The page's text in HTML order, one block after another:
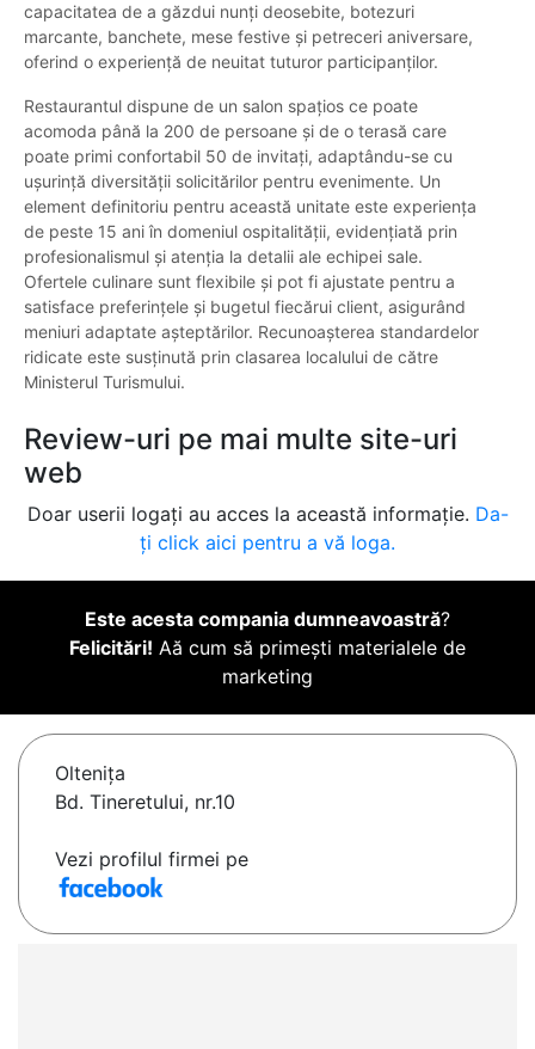
capacitatea de a găzdui nunți deosebite, botezuri
marcante, banchete, mese festive și petreceri aniversare,
oferind o experiență de neuitat tuturor participanților.
Restaurantul dispune de un salon spațios ce poate
acomoda până la 200 de persoane și de o terasă care
poate primi confortabil 50 de invitați, adaptându-se cu
ușurință diversității solicitărilor pentru evenimente. Un
element definitoriu pentru această unitate este experiența
de peste 15 ani în domeniul ospitalității, evidențiată prin
profesionalismul și atenția la detalii ale echipei sale.
Ofertele culinare sunt flexibile și pot fi ajustate pentru a
satisface preferințele și bugetul fiecărui client, asigurând
meniuri adaptate așteptărilor. Recunoașterea standardelor
ridicate este susținută prin clasarea localului de către
Ministerul Turismului.
Review-uri pe mai multe site-uri
web
Doar userii logați au acces la această informație. Da-
ți click aici pentru a vă loga.
Este acesta compania dumneavoastră?
Felicitări! Aă cum să primești materialele de
marketing
Olteniţa
Bd. Tineretului, nr.10
Vezi profilul firmei pe